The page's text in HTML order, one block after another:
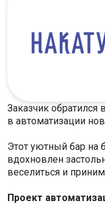
Заказчик обратился
в автоматизации
Этот уютный бар на
вдохновлен
веселиться и
Проект